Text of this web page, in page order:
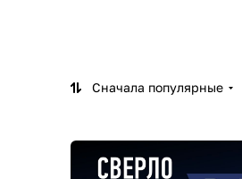
Сначала популярные